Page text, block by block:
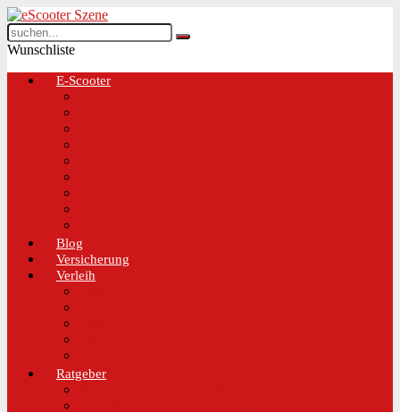
Wunschliste
E-Scooter
Blog
Versicherung
Verleih
Ratgeber